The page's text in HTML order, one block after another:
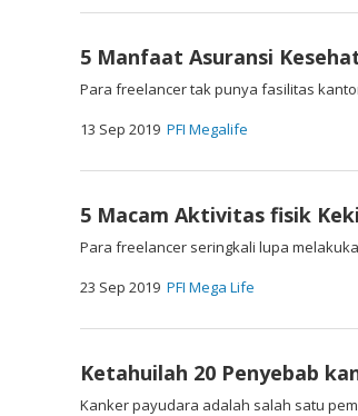
5 Manfaat Asuransi
Para freelancer tak punya fasilitas
13 Sep 2019 PFI Megalife
5 Macam Aktivitas fisik
Para freelancer seringkali lupa
23 Sep 2019 PFI Mega Life
Ketahuilah 20 Penyebab
Kanker payudara adalah salah satu